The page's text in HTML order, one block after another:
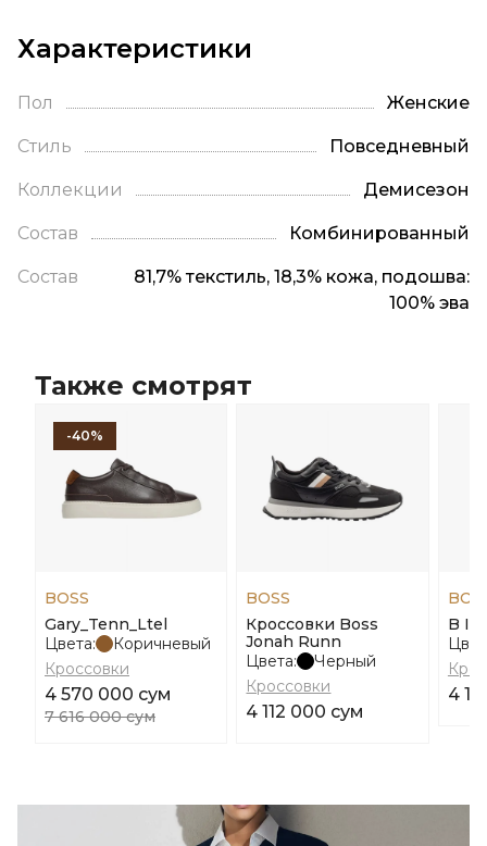
Характеристики
Пол Женские
Стиль Повседневный
Коллекции Демисезон
Состав Комбинированный
Состав
81,7% текстиль, 18,3% кожа, подошва:
100% эва
Также смотрят
-40%
BOSS
Gary_Tenn_Ltel
Цвета:
Коричневый
Кроссовки
4 570 000 сум
7 616 000 сум
BOSS
Кроссовки Boss
Jonah Runn
Цвета:
Черный
Кроссовки
4 112 000 сум
B
4